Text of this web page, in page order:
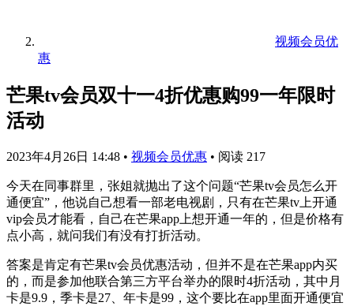
视频会员优
惠
芒果tv会员双十一4折优惠购99一年限时
活动
2023年4月26日 14:48 • 视频会员优惠 • 阅读 217
今天在同事群里，张姐就抛出了这个问题“芒果tv会员怎么开
通便宜”，他说自己想看一部老电视剧，只有在芒果tv上开通
vip会员才能看，自己在芒果app上想开通一年的，但是价格有
点小高，就问我们有没有打折活动。
答案是肯定有芒果tv会员优惠活动，但并不是在芒果app内买
的，而是参加他联合第三方平台举办的限时4折活动，其中月
卡是9.9，季卡是27、年卡是99，这个要比在app里面开通便宜